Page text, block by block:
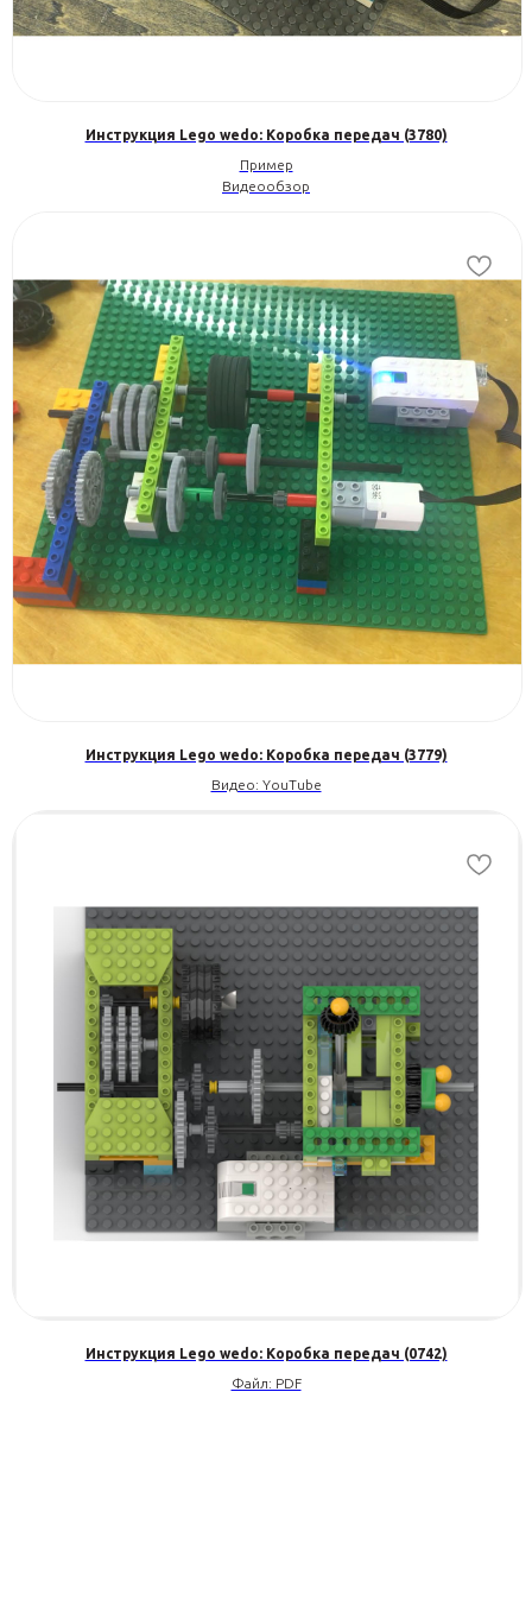
Инструкция Lego wedo: Коробка передач (3780)
Пример
Видеообзор
Инструкция Lego wedo: Коробка передач (3779)
Видео: YouTube
Инструкция Lego wedo: Коробка передач (0742)
Файл: PDF